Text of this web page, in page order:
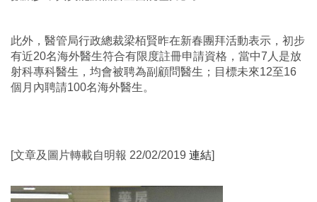
此外，醫管局行政總裁梁栢賢昨在新春團拜活動表示，初步
有近20名海外醫生符合有限度註冊申請資格，當中7人是放
射科專科醫生，均會被聘為副顧問醫生；目標未來12至16
個月內聘請100名海外醫生。
[文章及 圖片轉載自明報 22/02/2019 連結]